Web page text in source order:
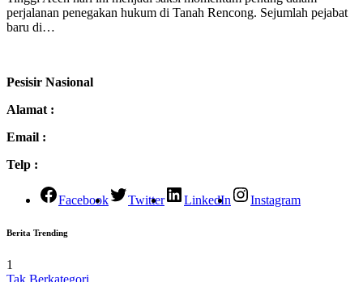
perjalanan penegakan hukum di Tanah Rencong. Sejumlah pejabat
baru di…
Pesisir Nasional
Alamat :
Email :
Telp :
Facebook Twitter LinkedIn Instagram
Berita Trending
1
Tak Berkategori